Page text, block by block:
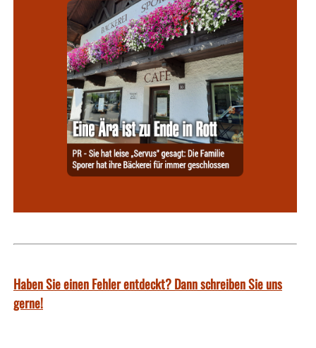
Haben Sie einen Fehler entdeckt? Dann schreiben Sie uns
gerne!